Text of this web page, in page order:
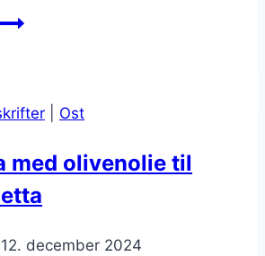
Burrata
lækker
Ost
med olivenolie til
12. december 2024